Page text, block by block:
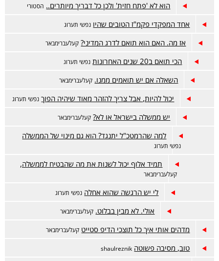
הוא לא 'פתח חזית' ולכן כל דבריך מיותרים.. הסטורי
אחד המפקדי פקמ"ז הטובים שהיו נפשי תערוג
אז מה. האם הוא תואם לדרג המדיני? קעלעברימבאר
הכי תואם ב20 שנים האחרונות נפשי תערוג
השאלה אם יש תואמים ממנו. קעלעברימבאר
יכול להיות, אבל צריך להזהר מאוד שיהיה הפוך נפשי תערוג
יש ממשלה בישראל או לא? קעלעברימבאר
למה שהרמטכ"ל יתנגד? הוא גם מינוי של הממשלה
נפשי תערוג
תמיד אלוף יכול לשנות את מה שהבטיח לממשלה,
קעלעברימבאר
לי יש הרגשה שהוא אחלה נפשי תערוג
אולי. לא מבין בבלוט. קעלעברימבאר
מדהים אותי איך כל תוצכי הדיפ סטייט קעלעברימבאר
טוב, מסיבה פשוטה shaulreznik